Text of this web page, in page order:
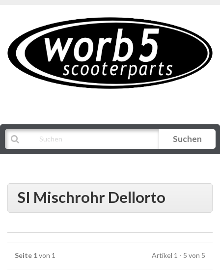
Suchen
SI Mischrohr Dellorto
Seite 1von 1 Artikel 1 - 5 von 5